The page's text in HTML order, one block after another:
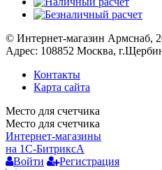
© Интернет-магазин Армснаб,
Адрес: 108852 Москва,
Контакты
Карта сайта
Место для счетчика
Место для счетчика
Интернет-магазины
на 1С-БитриксA
Войти
Регистрация